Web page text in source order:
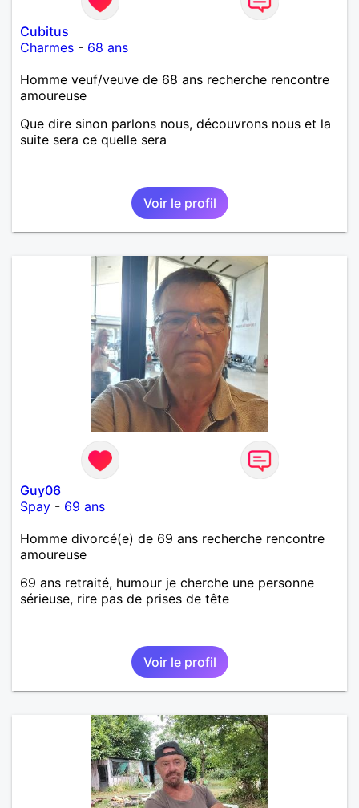
Cubitus
Charmes - 68 ans
Homme veuf/veuve de 68 ans recherche rencontre
amoureuse
Que dire sinon parlons nous, découvrons nous et la
suite sera ce quelle sera
Voir le profil
Guy06
Spay - 69 ans
Homme divorcé(e) de 69 ans recherche rencontre
amoureuse
69 ans retraité, humour je cherche une personne
sérieuse, rire pas de prises de tête
Voir le profil